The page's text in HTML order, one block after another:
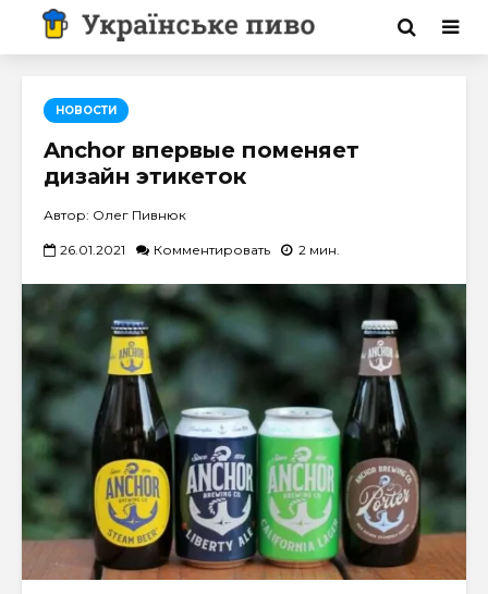
НОВОСТИ
Anchor впервые поменяет
дизайн этикеток
Автор: Олег Пивнюк
26.01.2021 Комментировать 2 мин.